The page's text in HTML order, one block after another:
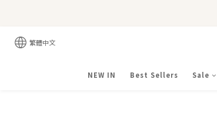
繁體中文
NEW IN Best Sellers Sale